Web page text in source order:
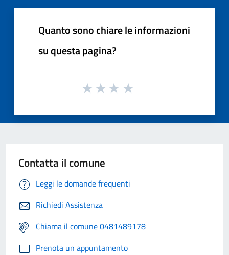
Quanto sono chiare le informazioni
su questa pagina?
Contatta il comune
Leggi le domande frequenti
Richiedi Assistenza
Chiama il comune 0481489178
Prenota un appuntamento